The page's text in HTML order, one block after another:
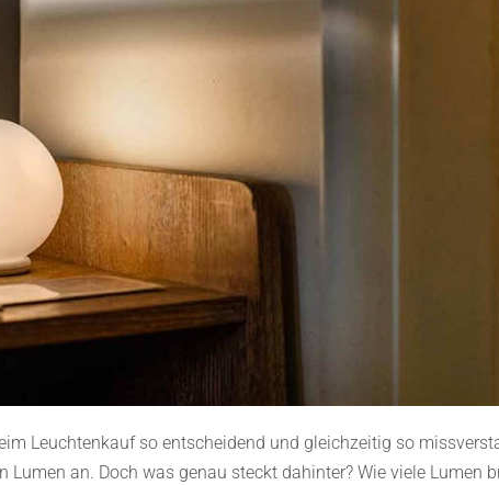
Leuchtenkauf so entscheidend und gleichzeitig so
an. Doch was genau steckt dahinter? Wie viele Lumen